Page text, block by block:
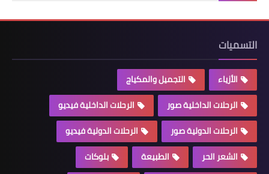
التسميات
الأزياء
التجميل والمكياج
الرحلات الداخلية صور
الرحلات الداخلية فيديو
الرحلات الدولية صور
الرحلات الدولية فيديو
الشعر الحر
الطبيعة
بلوكات